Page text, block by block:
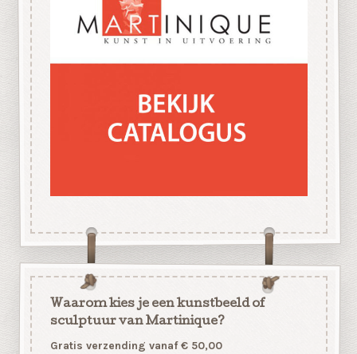
Waarom kies je een kunstbeeld of
sculptuur van Martinique?
Gratis verzending vanaf € 50,00